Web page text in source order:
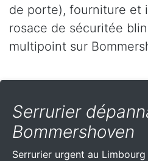
de porte), fourniture et
rosace de sécuritée
multipoint sur
Serrurier
Bommershoven
Serrurier urgent au Limbourg